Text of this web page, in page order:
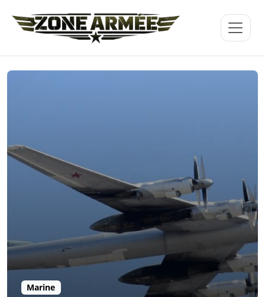
Marine